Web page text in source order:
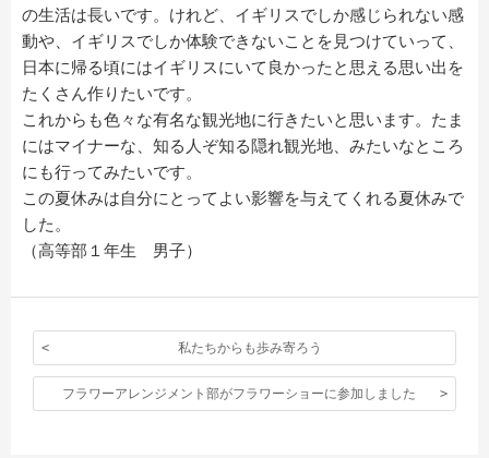
の生活は長いです。けれど、イギリスでしか感じられない感
動や、イギリスでしか体験できないことを見つけていって、
日本に帰る頃にはイギリスにいて良かったと思える思い出を
たくさん作りたいです。
これからも色々な有名な観光地に行きたいと思います。たま
にはマイナーな、知る人ぞ知る隠れ観光地、みたいなところ
にも行ってみたいです。
この夏休みは自分にとってよい影響を与えてくれる夏休みで
した。
（高等部１年生 男子）
私たちからも歩み寄ろう
フラワーアレンジメント部がフラワーショーに参加しました